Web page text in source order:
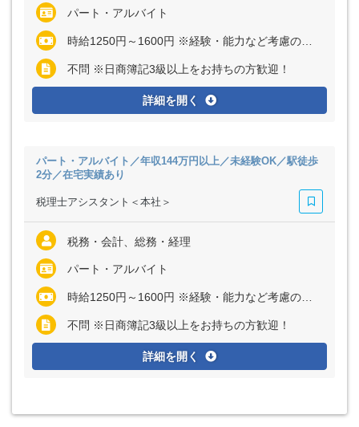
パート・アルバイト
時給1250円～1600円 ※経験・能力など考慮の上、決定いたします
不問 ※日商簿記3級以上をお持ちの方歓迎！
詳細を開く
パート・アルバイト／年収144万円以上／未経験OK／駅徒歩
2分／在宅実績あり
税理士アシスタント＜本社＞
税務・会計、総務・経理
パート・アルバイト
時給1250円～1600円 ※経験・能力など考慮の上、決定いたします
不問 ※日商簿記3級以上をお持ちの方歓迎！
詳細を開く